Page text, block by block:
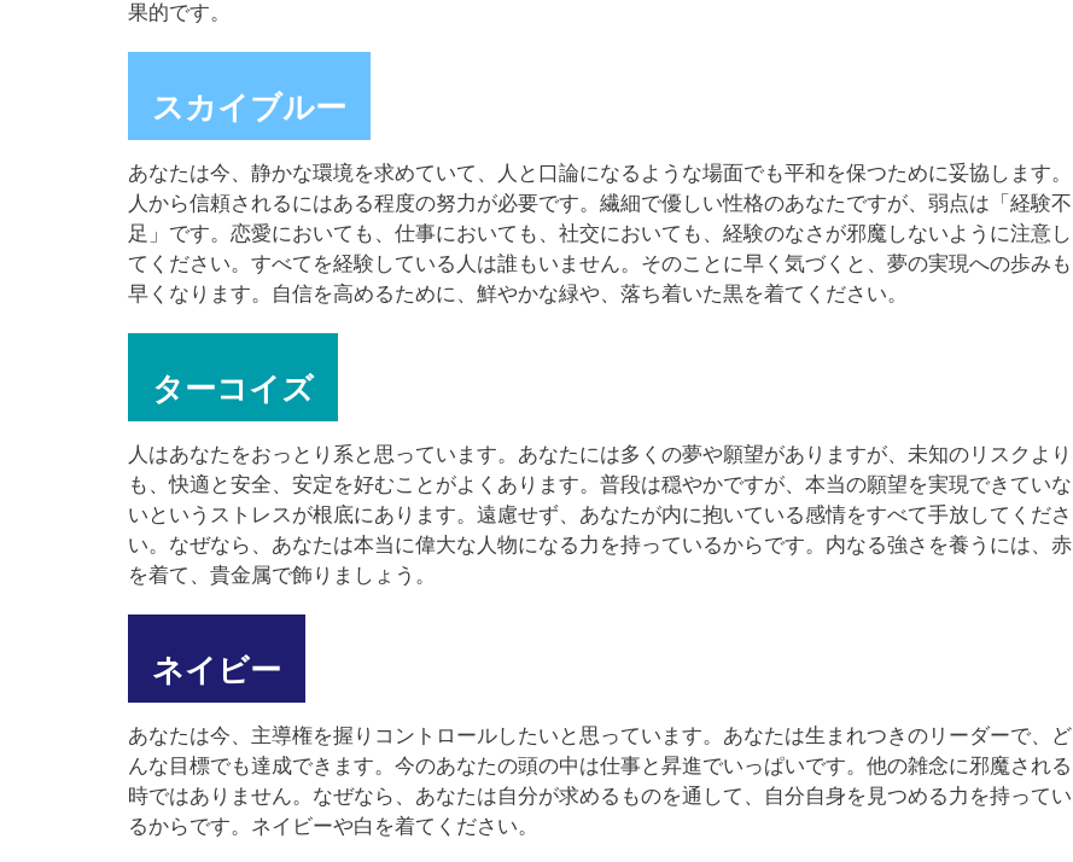
果的です。
スカイブルー
あなたは今、静かな環境を求めていて、人と口論になるような場面でも平和を保つために妥協します。
人から信頼されるにはある程度の努力が必要です。繊細で優しい性格のあなたですが、弱点は「経験不
足」です。恋愛においても、仕事においても、社交においても、経験のなさが邪魔しないように注意し
てください。すべてを経験している人は誰もいません。そのことに早く気づくと、夢の実現への歩みも
早くなります。自信を高めるために、鮮やかな緑や、落ち着いた黒を着てください。
ターコイズ
人はあなたをおっとり系と思っています。あなたには多くの夢や願望がありますが、未知のリスクより
も、快適と安全、安定を好むことがよくあります。普段は穏やかですが、本当の願望を実現できていな
いというストレスが根底にあります。遠慮せず、あなたが内に抱いている感情をすべて手放してくださ
い。なぜなら、あなたは本当に偉大な人物になる力を持っているからです。内なる強さを養うには、赤
を着て、貴金属で飾りましょう。
ネイビー
あなたは今、主導権を握りコントロールしたいと思っています。あなたは生まれつきのリーダーで、ど
んな目標でも達成できます。今のあなたの頭の中は仕事と昇進でいっぱいです。他の雑念に邪魔される
時ではありません。なぜなら、あなたは自分が求めるものを通して、自分自身を見つめる力を持ってい
るからです。ネイビーや白を着てください。